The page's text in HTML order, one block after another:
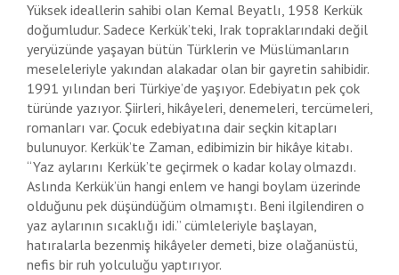
Yüksek ideallerin sahibi olan Kemal Beyatlı, 1958 Kerkük
doğumludur. Sadece Kerkük’teki, Irak topraklarındaki değil
yeryüzünde yaşayan bütün Türklerin ve Müslümanların
meseleleriyle yakından alakadar olan bir gayretin sahibidir.
1991 yılından beri Türkiye’de yaşıyor. Edebiyatın pek çok
türünde yazıyor. Şiirleri, hikâyeleri, denemeleri, tercümeleri,
romanları var. Çocuk edebiyatına dair seçkin kitapları
bulunuyor. Kerkük’te Zaman, edibimizin bir hikâye kitabı.
“Yaz aylarını Kerkük’te geçirmek o kadar kolay olmazdı.
Aslında Kerkük’ün hangi enlem ve hangi boylam üzerinde
olduğunu pek düşündüğüm olmamıştı. Beni ilgilendiren o
yaz aylarının sıcaklığı idi.” cümleleriyle başlayan,
hatıralarla bezenmiş hikâyeler demeti, bize olağanüstü,
nefis bir ruh yolculuğu yaptırıyor.